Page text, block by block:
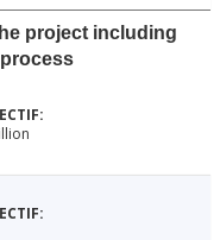
project including